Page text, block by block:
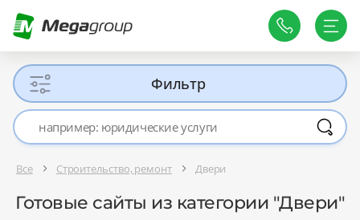
Фильтр
Все Строительство, ремонт Двери
Готовые сайты из категории "Двери"